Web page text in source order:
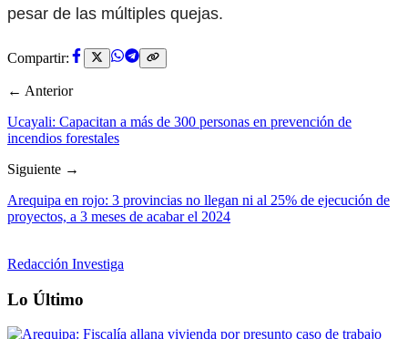
pesar de las múltiples quejas.
Compartir:
← Anterior
Ucayali: Capacitan a más de 300 personas en prevención de
incendios forestales
Siguiente →
Arequipa en rojo: 3 provincias no llegan ni al 25% de ejecución de
proyectos, a 3 meses de acabar el 2024
Redacción Investiga
Lo Último